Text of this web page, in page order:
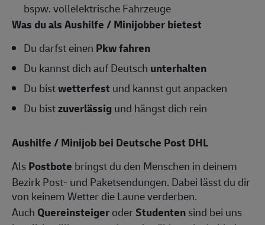
bspw. vollelektrische Fahrzeuge
Was du als Aushilfe / Minijobber bietest
Du darfst einen Pkw fahren
Du kannst dich auf Deutsch unterhalten
Du bistwetterfest und kannst gut anpacken
Du bistzuverlässigund hängst dich rein
Aushilfe / Minijob bei Deutsche Post DHL
AlsPostbote bringst du den Menschen in deinem
Bezirk Post- und Paketsendungen. Dabei lässt du dir
von keinem Wetter die Laune verderben.
Auch QuereinsteigeroderStudentensind bei uns